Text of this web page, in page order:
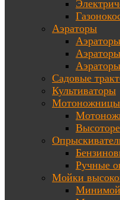
Аэраторы
Садовые
Культиваторы
Мотоножницы
Ручные
Мойки